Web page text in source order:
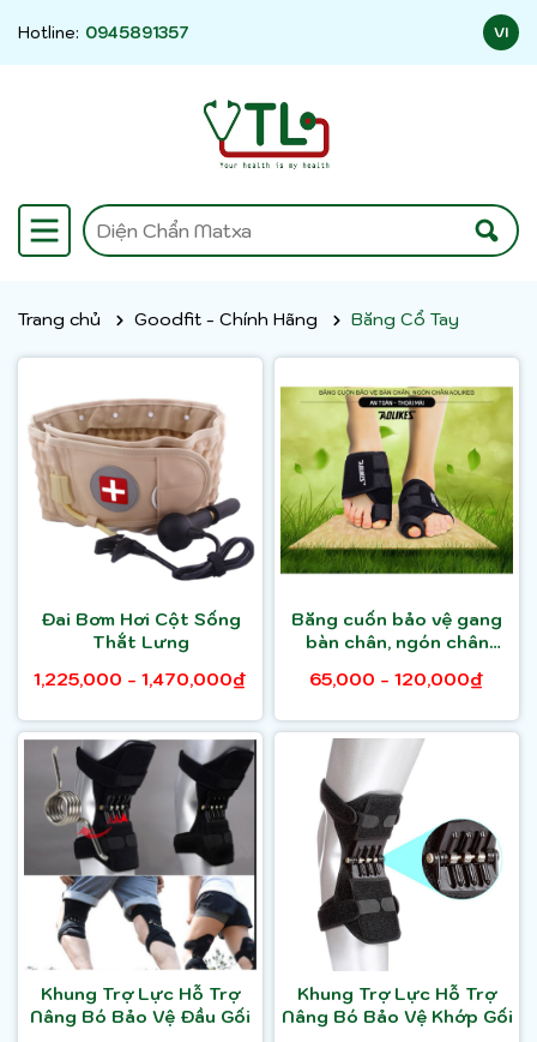
Hotline: 0945891357 VI
Trang chủ Goodfit - Chính Hãng Băng Cổ Tay
Đai Bơm Hơi Cột Sống
Thắt Lưng
1,225,000 - 1,470,000₫
Băng cuốn bảo vệ gang
bàn chân, ngón chân
65,000 - 120,000₫
Khung Trợ Lực Hỗ Trợ
Nâng Bó Bảo Vệ Đầu Gối
Khung Trợ Lực Hỗ Trợ
Nâng Bó Bảo Vệ Khớp Gối